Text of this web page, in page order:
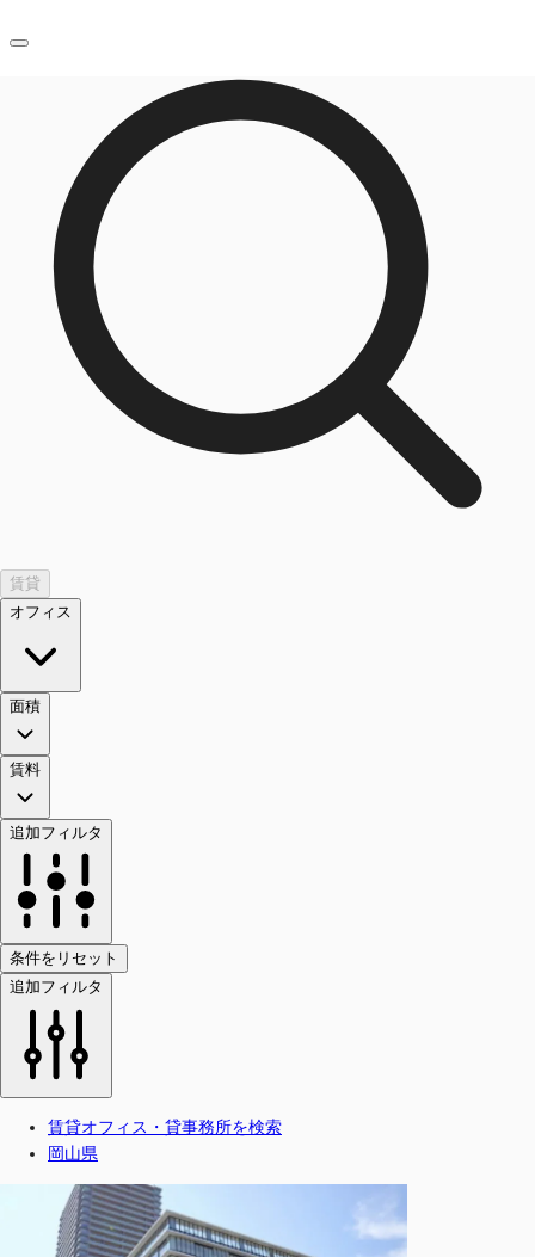
オフィス・事務所
倉庫・物流センター
地図検索
記事
仲介会社様はこちらへ
お気に入り
お電話
賃貸
オフィス
面積
賃料
追加フィルタ
条件をリセット
追加フィルタ
賃貸オフィス・貸事務所を検索
岡山県